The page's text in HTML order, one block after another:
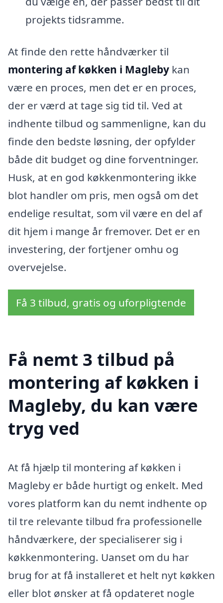
projekts tidsramme.
At finde den rette håndværker til
montering af køkken i Magleby kan
være en proces, men det er en proces,
der er værd at tage sig tid til. Ved at
indhente tilbud og sammenligne, kan du
finde den bedste løsning, der opfylder
både dit budget og dine forventninger.
Husk, at en god køkkenmontering ikke
blot handler om pris, men også om det
endelige resultat, som vil være en del af
dit hjem i mange år fremover. Det er en
investering, der fortjener omhu og
overvejelse.
Få 3 tilbud, gratis og uforpligtende
Få nemt 3 tilbud på
montering af køkken i
Magleby, du kan være
tryg ved
At få hjælp til montering af køkken i
Magleby er både hurtigt og enkelt. Med
vores platform kan du nemt indhente op
til tre relevante tilbud fra professionelle
håndværkere, der specialiserer sig i
køkkenmontering. Uanset om du har
brug for at få installeret et helt nyt køkken
eller blot ønsker at få opdateret nogle